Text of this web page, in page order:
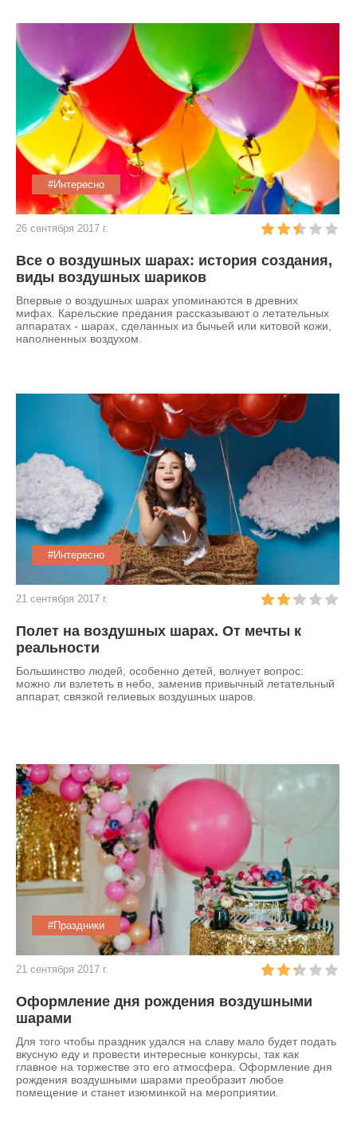
#Интересно
26 сентября 2017 г.
Все о воздушных шарах: история создания,
виды воздушных шариков
Впервые о воздушных шарах упоминаются в древних
мифах. Карельские предания рассказывают о летательных
аппаратах - шарах, сделанных из бычьей или китовой кожи,
наполненных воздухом.
#Интересно
21 сентября 2017 г.
Полет на воздушных шарах. От мечты к
реальности
Большинство людей, особенно детей, волнует вопрос:
можно ли взлететь в небо, заменив привычный летательный
аппарат, связкой гелиевых воздушных шаров.
#Праздники
21 сентября 2017 г.
Оформление дня рождения воздушными
шарами
Для того чтобы праздник удался на славу мало будет подать
вкусную еду и провести интересные конкурсы, так как
главное на торжестве это его атмосфера. Оформление дня
рождения воздушными шарами преобразит любое
помещение и станет изюминкой на мероприятии.